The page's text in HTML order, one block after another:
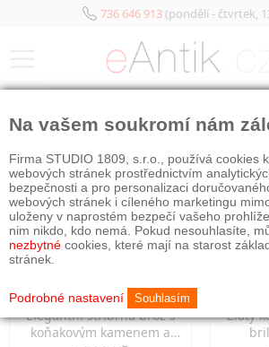
736 646 913(pondělí - čtvrtek,
Elegantní stříbrná brož s
koňakovým kamenem a
Zlatý
Na vašem soukromí nám
Firma STUDIO 1809, s.r.o., používá cookies
webových stránek prostřednictvím
bezpečnosti a pro personalizaci
webových stránek i cíleného marketingu
uloženy v naprostém bezpečí vašeho
nim nikdo, kdo nemá. Pokud nesouhlasíte,
nezbytné cookies, které mají na starost
stránek.
Podrobné nastavení Souhlasím